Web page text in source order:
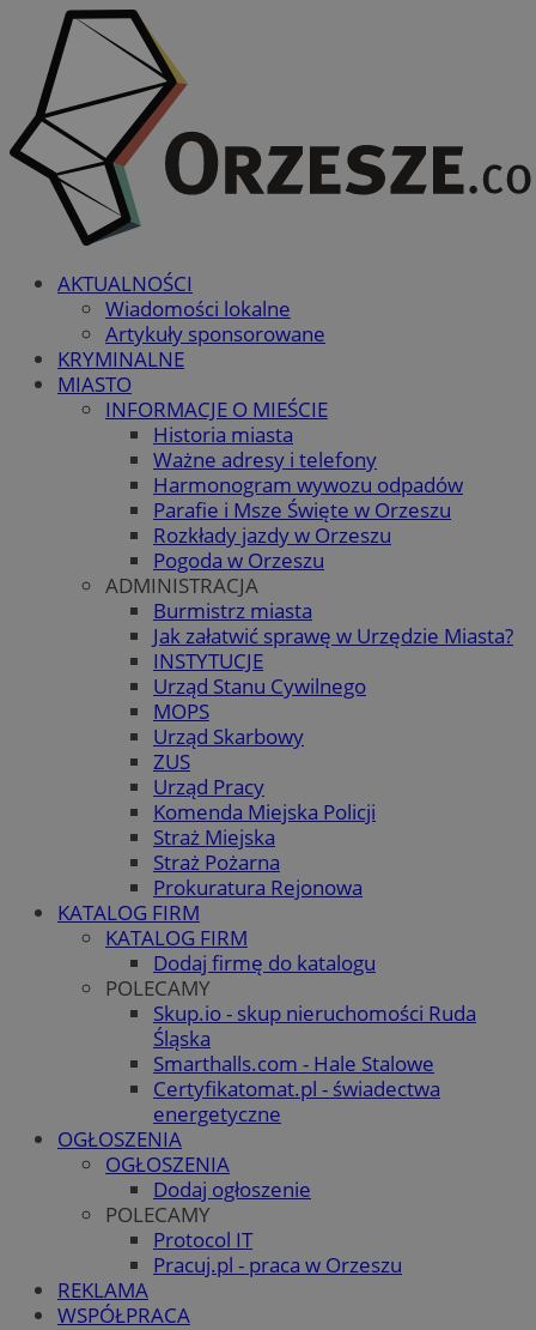
AKTUALNOŚCI
Wiadomości lokalne
Artykuły sponsorowane
KRYMINALNE
MIASTO
INFORMACJE O MIEŚCIE
Historia miasta
Ważne adresy i telefony
Harmonogram wywozu odpadów
Parafie i Msze Święte w Orzeszu
Rozkłady jazdy w Orzeszu
Pogoda w Orzeszu
ADMINISTRACJA
Burmistrz miasta
Jak załatwić sprawę w Urzędzie Miasta?
INSTYTUCJE
Urząd Stanu Cywilnego
MOPS
Urząd Skarbowy
ZUS
Urząd Pracy
Komenda Miejska Policji
Straż Miejska
Straż Pożarna
Prokuratura Rejonowa
KATALOG FIRM
KATALOG FIRM
Dodaj firmę do katalogu
POLECAMY
Skup.io - skup nieruchomości Ruda
Śląska
Smarthalls.com - Hale Stalowe
Certyfikatomat.pl - świadectwa
energetyczne
OGŁOSZENIA
OGŁOSZENIA
Dodaj ogłoszenie
POLECAMY
Protocol IT
Pracuj.pl - praca w Orzeszu
REKLAMA
WSPÓŁPRACA